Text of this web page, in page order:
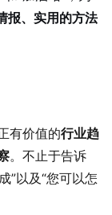
报、实用的方法
有价值的行业趋
。不止于告诉
”以及“您可以怎